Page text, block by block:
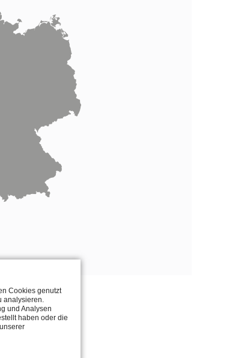
Cookies genutzt
analysieren.
und Analysen
haben oder die